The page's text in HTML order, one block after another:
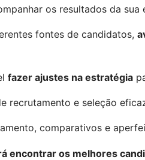
os resultados da
fontes de candidatos,
fazer ajustes na estratégia
recrutamento e seleção
comparativos e
encontrar os melhores